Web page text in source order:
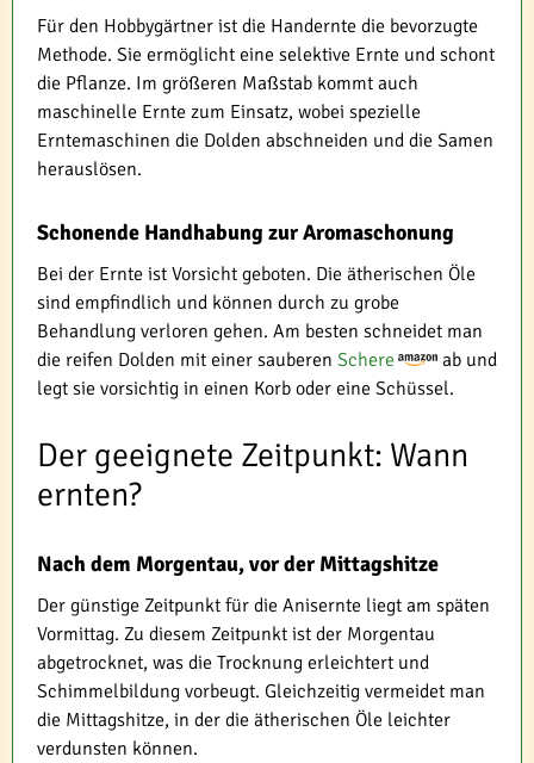
Für den Hobbygärtner ist die Handernte die bevorzugte
Methode. Sie ermöglicht eine selektive Ernte und schont
die Pflanze. Im größeren Maßstab kommt auch
maschinelle Ernte zum Einsatz, wobei spezielle
Erntemaschinen die Dolden abschneiden und die Samen
herauslösen.
Schonende Handhabung zur Aromaschonung
Bei der Ernte ist Vorsicht geboten. Die ätherischen Öle
sind empfindlich und können durch zu grobe
Behandlung verloren gehen. Am besten schneidet man
die reifen Dolden mit einer sauberen Schere
ab und
legt sie vorsichtig in einen Korb oder eine Schüssel.
Der geeignete Zeitpunkt: Wann
ernten?
Nach dem Morgentau, vor der Mittagshitze
Der günstige Zeitpunkt für die Anisernte liegt am späten
Vormittag. Zu diesem Zeitpunkt ist der Morgentau
abgetrocknet, was die Trocknung erleichtert und
Schimmelbildung vorbeugt. Gleichzeitig vermeidet man
die Mittagshitze, in der die ätherischen Öle leichter
verdunsten können.